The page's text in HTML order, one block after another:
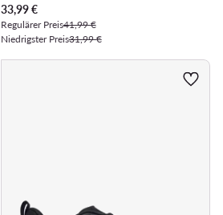
Aktueller Preis
33,99€
Regulärer Preis41,99 €
Niedrigster Preis31,99 €